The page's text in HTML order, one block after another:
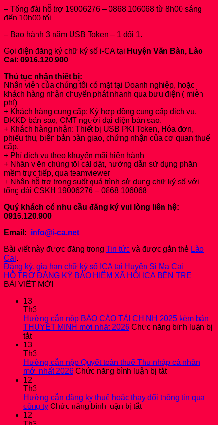
– Tổng đài hỗ trợ 19006276 – 0868 106068 từ 8h00 sáng
đến 10h00 tối.
– Bảo hành 3 năm USB Token – 1 đổi 1.
Gọi điện đăng ký chữ ký số i-CA tại Huyện Văn Bàn, Lào
Cai: 0916.120.900
Thủ tục nhận thiết bị:
Nhân viên của chúng tôi có mặt tại Doanh nghiệp, hoặc
khách hàng nhận chuyển phát nhanh qua bưu điện ( miễn
phí)
+ Khách hàng cung cấp: Ký hợp đồng cung cấp dịch vụ,
ĐKKD bản sao, CMT người đại diện bản sao.
+ Khách hàng nhận: Thiết bị USB PKI Token, Hóa đơn,
phiếu thu, biên bản bàn giao, chứng nhận của cơ quan thuế
cấp.
+ Phí dịch vụ theo khuyến mãi hiện hành
+ Nhân viên chúng tôi cài đặt, hướng dẫn sử dụng phần
mềm trực tiếp, qua teamviewer
+ Nhận hỗ trợ trong suốt quá trình sử dụng chữ ký số với
tổng đài CSKH 19006276 – 0868 106068
Quý khách có nhu cầu đăng ký vui lòng liên hệ:
0916.120.900
Email: info@i-ca.net
Bài viết này được đăng trong Tin tức và được gắn thẻ Lào
Cai.
Đăng ký, gia hạn chữ ký số ICA tại Huyện Si Ma Cai
HỖ TRỢ ĐĂNG KÝ BẢO HIỂM XÃ HỘI ICA BẾN TRE
BÀI VIẾT MỚI
13
Th3
Hướng dẫn nộp BÁO CÁO TÀI CHÍNH 2025 kèm bản
THUYẾT MINH mới nhất 2026 Chức năng bình luận bị
tắtở
Hướng
dẫn
nộp
BÁO
CÁO
TÀI
CHÍNH
2025
kèm
bản
13
Th3
Hướng dẫn nộp Quyết toán thuế Thu nhập cá nhân
mới nhất 2026 Chức năng bình luận bị tắtở
nộp
12
Th3
Hướng dẫn đăng ký thuế hoặc thay đổi thông tin qua
công ty Chức năng bình luận bị tắtở
12